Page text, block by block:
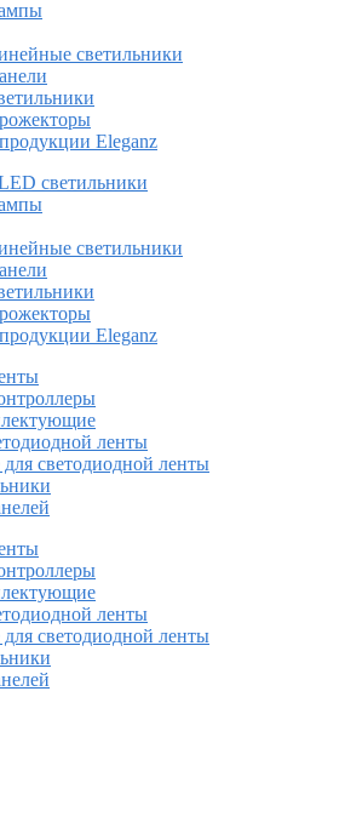
светильники
Eleganz
светильники
светильники
Eleganz
ленты
светодиодной ленты
ленты
светодиодной ленты